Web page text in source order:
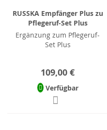
RUSSKA Empfänger Plus zu
Pflegeruf-Set Plus
Ergänzung zum Pflegeruf-
Set Plus
109,00 €
Verfügbar